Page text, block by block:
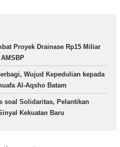
Proyek Drainase Rp15 Miliar
Wujud Kepedulian kepada
Al-Aqsho Batam
soal Solidaritas, Pelantikan
Kekuatan Baru